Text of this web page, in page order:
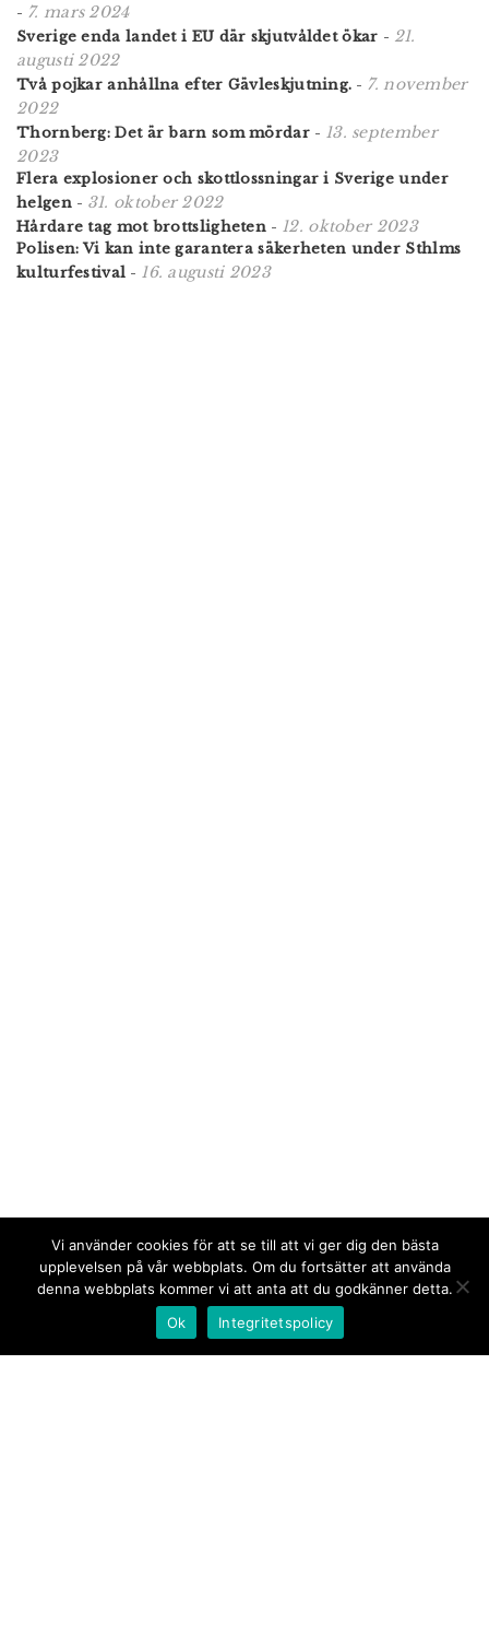
- 7. mars 2024
Sverige enda landet i EU där skjutvåldet ökar - 21.
augusti 2022
Två pojkar anhållna efter Gävleskjutning. - 7. november
2022
Thornberg: Det är barn som mördar- 13. september
2023
Flera explosioner och skottlossningar i Sverige under
helgen- 31. oktober 2022
Hårdare tag mot brottsligheten - 12. oktober 2023
Polisen: Vi kan inte garantera säkerheten under Sthlms
kulturfestival - 16. augusti 2023
Vi använder cookies för att se till att vi ger dig den bästa
upplevelsen på vår webbplats. Om du fortsätter att använda
denna webbplats kommer vi att anta att du godkänner detta.
Ok
Integritetspolicy